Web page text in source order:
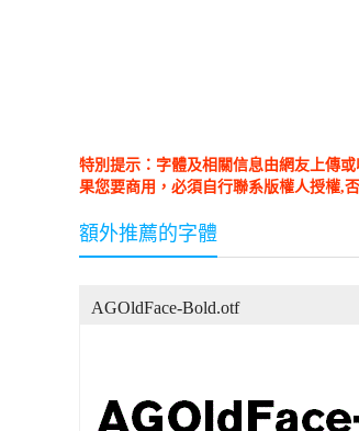
特別提示：字體及相關信息由網友上傳
果您要商用，必須自行聯系版權人授權,
額外推薦的字體
AGOldFace-Bold.otf